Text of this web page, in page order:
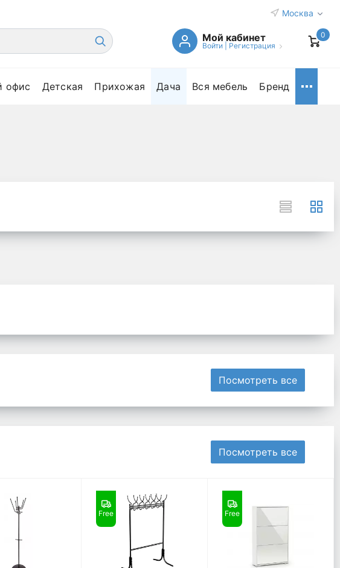
Москва
Мой кабинет
Войти| Регистрация
0
офис Детская Прихожая Дача Вся мебель Бренд
Посмотреть все
Посмотреть все
Free Free